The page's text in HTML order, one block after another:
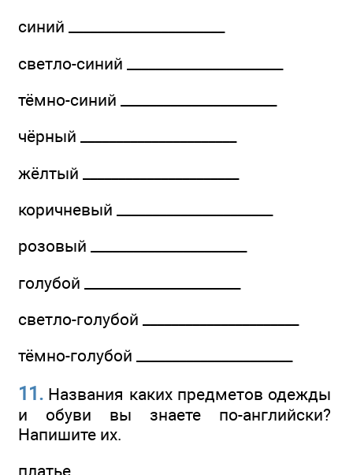
синий ______________________
светло-синий ______________________
тёмно-синий ______________________
чёрный ______________________
жёлтый ______________________
коричневый ______________________
розовый ______________________
голубой ______________________
светло-голубой ______________________
тёмно-голубой ______________________
11. Названия каких предметов одежды
и обуви вы знаете по-английски?
Напишите их.
платье ______________________